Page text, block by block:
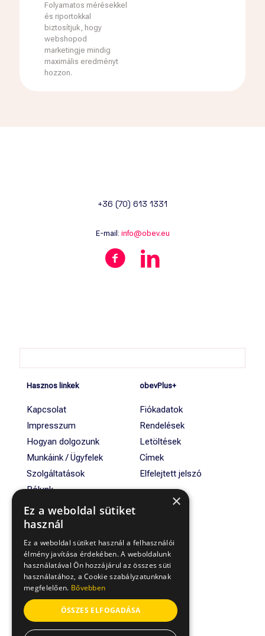
Folyamatos mérésekkel
és riportokkal
biztosítjuk, hogy
webshopod
marketingje mindig
maximális eredményt
hozzon.
+36 (70) 613 1331
E-mail: info@obev.eu
Hasznos linkek
Kapcsolat
Impresszum
Hogyan dolgozunk
Munkáink / Ügyfelek
Szolgáltatások
Rólunk
Gyakran Ismételt
Kérdések
Általános Szerződési
Feltételek
Adatvédelmi tájékoztató
obevPlus+
Fiókadatok
Rendelések
Letöltések
Címek
Elfelejtett jelszó
×
Ez a weboldal sütiket
használ
Ez a weboldal sütiket használ a felhasználói
élmény javítása érdekében. A weboldalunk
használatával Ön hozzájárul az összes süti
használatához, a Cookie szabályzatunknak
megfelelően. Bővebben
ÖSSZES ELFOGADÁSA